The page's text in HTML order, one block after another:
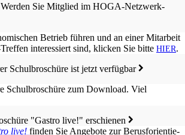
Sie Mitglied im HOGA-Netzwerk-
Betrieb führen und an einer Mitar­beit
inter­es­siert sind, klicken Sie bitte HIER.
Schul­bro­schü­re ist jetzt verfügbar
Schul­bro­schü­re zum Download. Viel
"Gastro live!" erschienen
live! finden Sie Angebo­te zur Berus­f­ori­en­tie­